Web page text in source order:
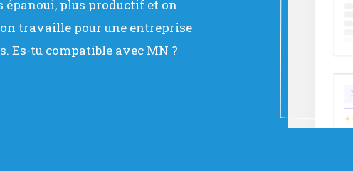
épanoui, plus productif et on
travaille pour une entreprise
Es-tu compatible avec MN ?